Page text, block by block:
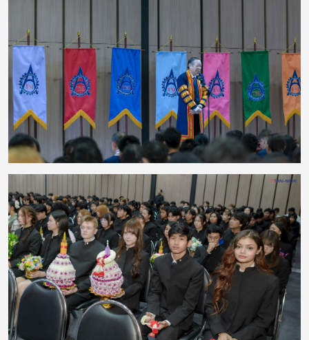
ความรับผิดชอบ และความมุ่งมั่นในการศึกษา ซึ่งสะท้อนให้เห็นว่าความสำเร็จเกิด
จากการเรียนรู้อย่างต่อเนื่อง ควบคู่กับความพยายามและความมีวินัย กิจกรรมครั้ง
นี้ช่วยสืบสานประเพณีอันดีงาม พร้อมเสริมสร้างความสัมพันธ์ที่ดีระหว่างคณาจารย์
และนักศึกษา ตลอดจนสร้างแรงบันดาลใจให้นักศึกษามุ่งมั่นพัฒนาตนเองต่อไป